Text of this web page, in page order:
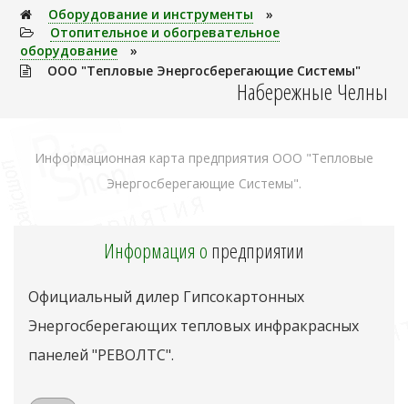
Оборудование и инструменты
»
Отопительное и обогревательное
оборудование
»
ООО "Тепловые Энергосберегающие Системы"
Набережные Челны
Информационная карта предприятия ООО "Тепловые
Энергосберегающие Системы".
Информация опредприятии
Официальный дилер Гипсокартонных
Энергосберегающих тепловых инфракрасных
панелей "РЕВОЛТС".